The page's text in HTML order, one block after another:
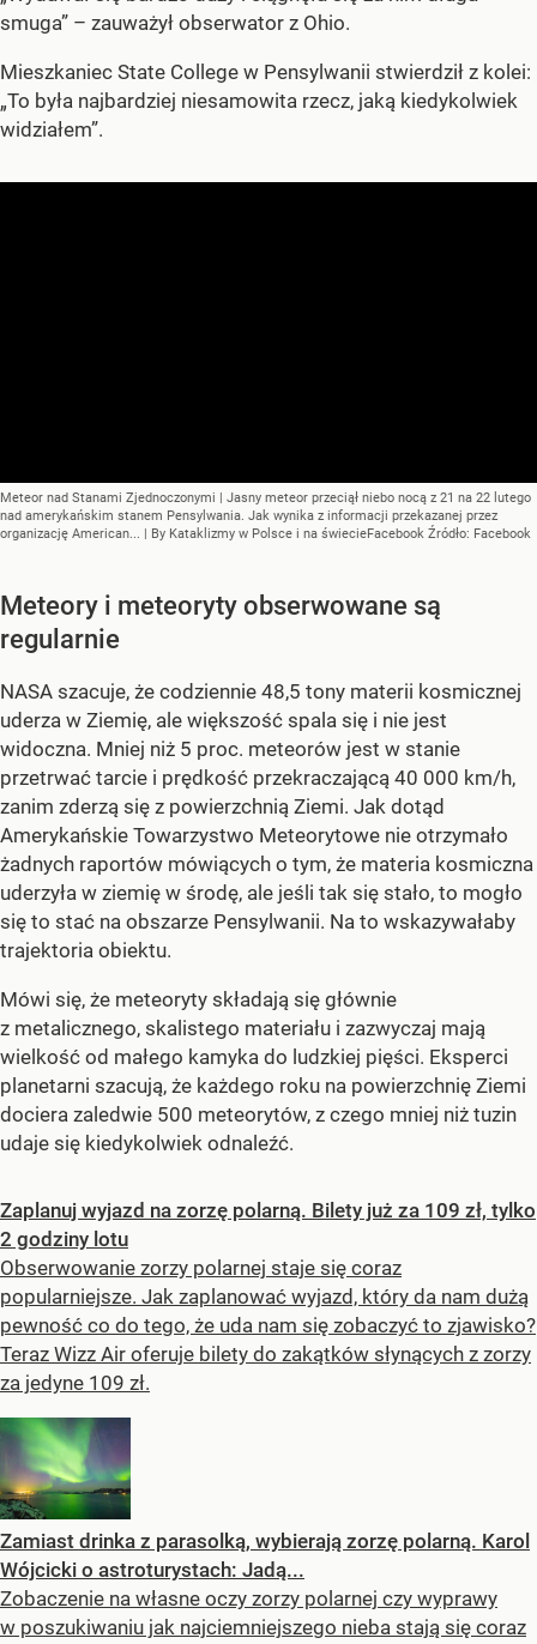
smuga” – zauważył obserwator z Ohio.
Mieszkaniec State College w Pensylwanii stwierdził z kolei:
„To była najbardziej niesamowita rzecz, jaką kiedykolwiek
widziałem”.
Meteor nad Stanami Zjednoczonymi | Jasny meteor przeciął niebo nocą z 21 na 22 lutego
nad amerykańskim stanem Pensylwania. Jak wynika z informacji przekazanej przez
organizację American... | By Kataklizmy w Polsce i na świecieFacebook Źródło: Facebook
Meteory i meteoryty obserwowane są
regularnie
NASA szacuje, że codziennie 48,5 tony materii kosmicznej
uderza w Ziemię, ale większość spala się i nie jest
widoczna. Mniej niż 5 proc. meteorów jest w stanie
przetrwać tarcie i prędkość przekraczającą 40 000 km/h,
zanim zderzą się z powierzchnią Ziemi. Jak dotąd
Amerykańskie Towarzystwo Meteorytowe nie otrzymało
żadnych raportów mówiących o tym, że materia kosmiczna
uderzyła w ziemię w środę, ale jeśli tak się stało, to mogło
się to stać na obszarze Pensylwanii. Na to wskazywałaby
trajektoria obiektu.
Mówi się, że meteoryty składają się głównie
z metalicznego, skalistego materiału i zazwyczaj mają
wielkość od małego kamyka do ludzkiej pięści. Eksperci
planetarni szacują, że każdego roku na powierzchnię Ziemi
dociera zaledwie 500 meteorytów, z czego mniej niż tuzin
udaje się kiedykolwiek odnaleźć.
Zaplanuj wyjazd na zorzę polarną. Bilety już za 109 zł, tylko
2 godziny lotu
Obserwowanie zorzy polarnej staje się coraz
popularniejsze. Jak zaplanować wyjazd, który da nam dużą
pewność co do tego, że uda nam się zobaczyć to zjawisko?
Teraz Wizz Air oferuje bilety do zakątków słynących z zorzy
za jedyne 109 zł.
Zamiast drinka z parasolką, wybierają zorzę polarną. Karol
Wójcicki o astroturystach: Jadą...
Zobaczenie na własne oczy zorzy polarnej czy wyprawy
w poszukiwaniu jak najciemniejszego nieba stają się coraz